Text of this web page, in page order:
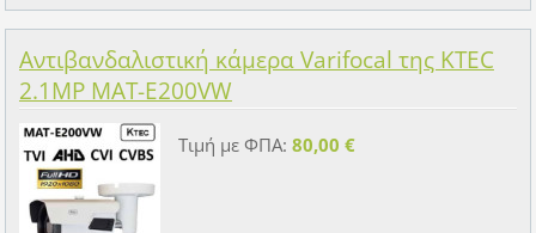
Αντιβανδαλιστική κάμερα Varifocal της KTEC
2.1MP MAT-E200VW
Τιμή με ΦΠΑ: 80,00 €